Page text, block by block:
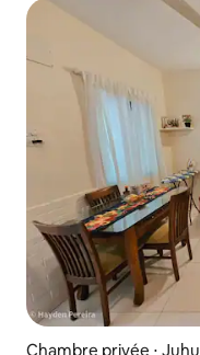
Chambre privée ⋅ Juhu